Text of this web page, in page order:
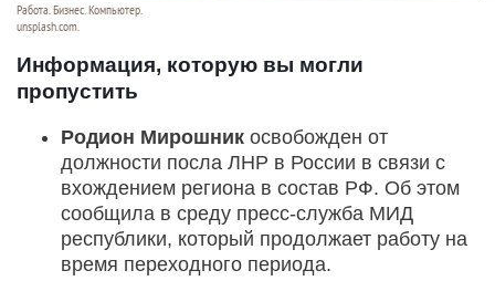
Работа. Бизнес. Компьютер.
unsplash.com.
Информация, которую вы могли
пропустить
Родион Мирошник освобожден от
должности посла ЛНР в России в связи с
вхождением региона в состав РФ. Об этом
сообщила в среду пресс-служба МИД
республики, который продолжает работу на
время переходного периода.